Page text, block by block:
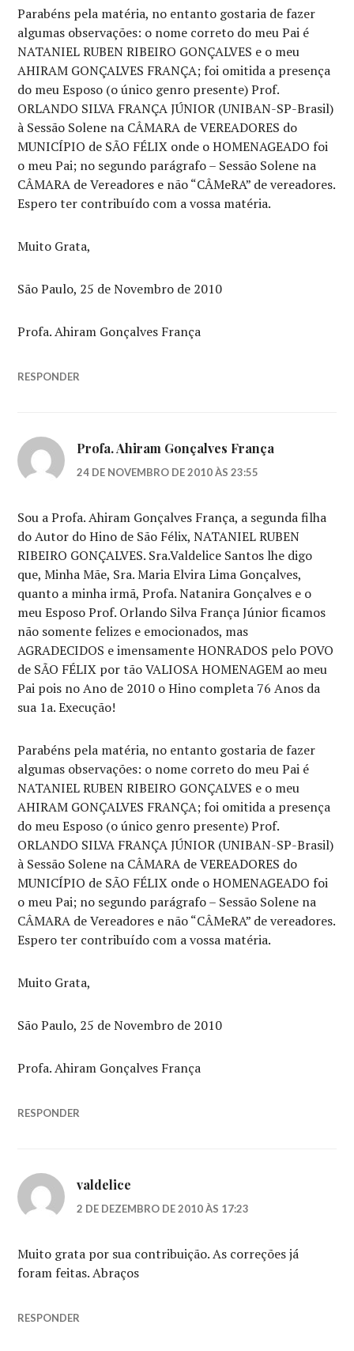
Parabéns pela matéria, no entanto gostaria de fazer
algumas observações: o nome correto do meu Pai é
NATANIEL RUBEN RIBEIRO GONÇALVES e o meu
AHIRAM GONÇALVES FRANÇA; foi omitida a presença
do meu Esposo (o único genro presente) Prof.
ORLANDO SILVA FRANÇA JÚNIOR (UNIBAN-SP-Brasil)
à Sessão Solene na CÂMARA de VEREADORES do
MUNICÍPIO de SÃO FÉLIX onde o HOMENAGEADO foi
o meu Pai; no segundo parágrafo – Sessão Solene na
CÂMARA de Vereadores e não “CÂMeRA” de vereadores.
Espero ter contribuído com a vossa matéria.
Muito Grata,
São Paulo, 25 de Novembro de 2010
Profa. Ahiram Gonçalves França
RESPONDER
Profa. Ahiram Gonçalves França
24 DE NOVEMBRO DE 2010 ÀS 23:55
Sou a Profa. Ahiram Gonçalves França, a segunda filha
do Autor do Hino de São Félix, NATANIEL RUBEN
RIBEIRO GONÇALVES. Sra.Valdelice Santos lhe digo
que, Minha Mãe, Sra. Maria Elvira Lima Gonçalves,
quanto a minha irmã, Profa. Natanira Gonçalves e o
meu Esposo Prof. Orlando Silva França Júnior ficamos
não somente felizes e emocionados, mas
AGRADECIDOS e imensamente HONRADOS pelo POVO
de SÃO FÉLIX por tão VALIOSA HOMENAGEM ao meu
Pai pois no Ano de 2010 o Hino completa 76 Anos da
sua 1a. Execução!
Parabéns pela matéria, no entanto gostaria de fazer
algumas observações: o nome correto do meu Pai é
NATANIEL RUBEN RIBEIRO GONÇALVES e o meu
AHIRAM GONÇALVES FRANÇA; foi omitida a presença
do meu Esposo (o único genro presente) Prof.
ORLANDO SILVA FRANÇA JÚNIOR (UNIBAN-SP-Brasil)
à Sessão Solene na CÂMARA de VEREADORES do
MUNICÍPIO de SÃO FÉLIX onde o HOMENAGEADO foi
o meu Pai; no segundo parágrafo – Sessão Solene na
CÂMARA de Vereadores e não “CÂMeRA” de vereadores.
Espero ter contribuído com a vossa matéria.
Muito Grata,
São Paulo, 25 de Novembro de 2010
Profa. Ahiram Gonçalves França
RESPONDER
valdelice
2 DE DEZEMBRO DE 2010 ÀS 17:23
Muito grata por sua contribuição. As correções já
foram feitas. Abraços
RESPONDER